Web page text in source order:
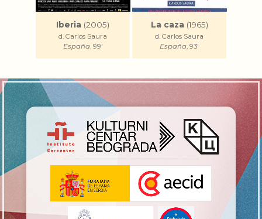
Iberia (2005)
d. Carlos Saura
España, 99'
La caza (1965)
d. Carlos Saura
España, 93'